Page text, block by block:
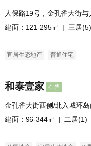
人保路19号，金孔雀大街与
叉口（贡米集团西侧）
建面：121-295㎡ | 三居(5)
宜居生态地产 普通住宅
和泰壹家 在售
金孔雀大街西侧/北入城环岛
建面：96-344㎡ | 二居(1)